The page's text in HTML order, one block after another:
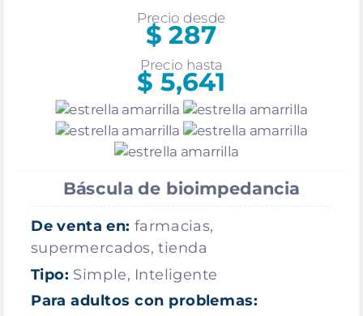
Precio desde
$ 287
Precio hasta
$ 5,641
Báscula de bioimpedancia
De venta en: farmacias,
supermercados, tienda
Tipo: Simple, Inteligente
Para adultos con problemas: